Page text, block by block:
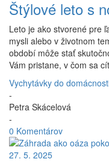
Štýlové leto s
Leto je ako stvorené pre
mysli alebo v životnom
období môže stať
Vám pristane, v čom sa
Vychytávky do
-
Petra Skácelová
-
0 Komentárov
27. 5. 2025